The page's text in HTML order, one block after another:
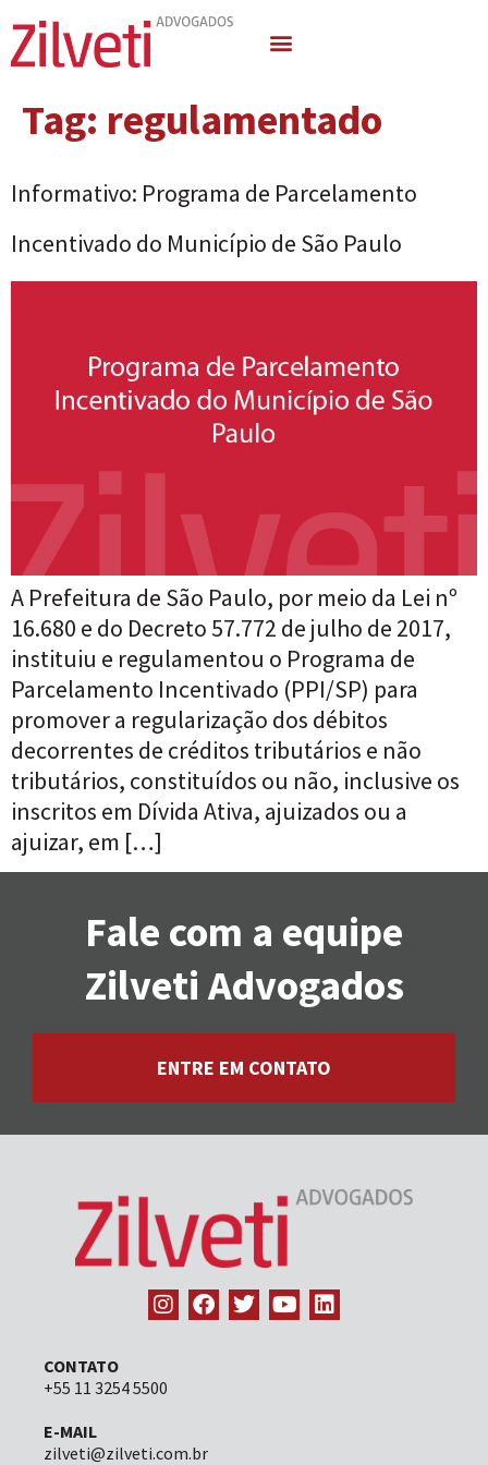
Tag: regulamentado
Informativo: Programa de Parcelamento
Incentivado do Município de São Paulo
A Prefeitura de São Paulo, por meio da Lei nº
16.680 e do Decreto 57.772 de julho de 2017,
instituiu e regulamentou o Programa de
Parcelamento Incentivado (PPI/SP) para
promover a regularização dos débitos
decorrentes de créditos tributários e não
tributários, constituídos ou não, inclusive os
inscritos em Dívida Ativa, ajuizados ou a
ajuizar, em […]
Fale com a equipe
Zilveti Advogados
ENTRE EM CONTATO
CONTATO
+55 11 3254 5500
E-MAIL
zilveti@zilveti.com.br